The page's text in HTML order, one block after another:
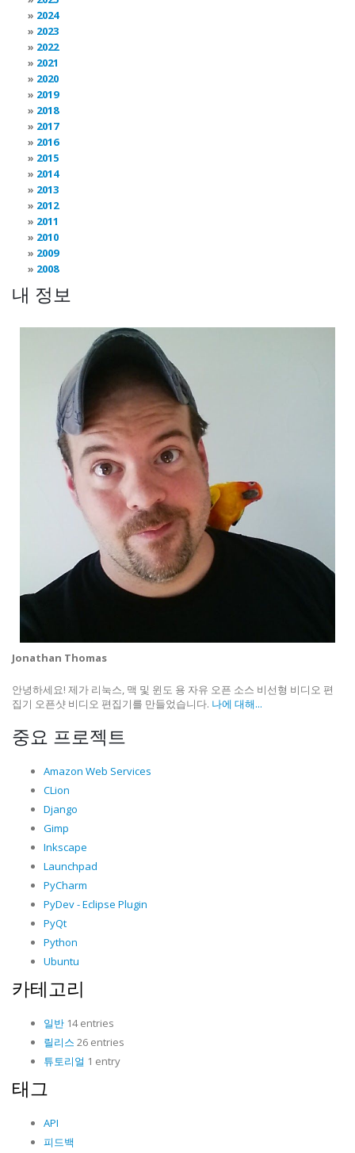
2024
2023
2022
2021
2020
2019
2018
2017
2016
2015
2014
2013
2012
2011
2010
2009
2008
내 정보
Jonathan Thomas
안녕하세요! 제가 리눅스, 맥 및 윈도 용 자유 오픈 소스 비선형 비디오 편
집기 오픈샷 비디오 편집기를 만들었습니다. 나에 대해...
중요 프로젝트
Amazon Web Services
CLion
Django
Gimp
Inkscape
Launchpad
PyCharm
PyDev - Eclipse Plugin
PyQt
Python
Ubuntu
카테고리
일반 14 entries
릴리스 26 entries
튜토리얼 1 entry
태그
API
피드백